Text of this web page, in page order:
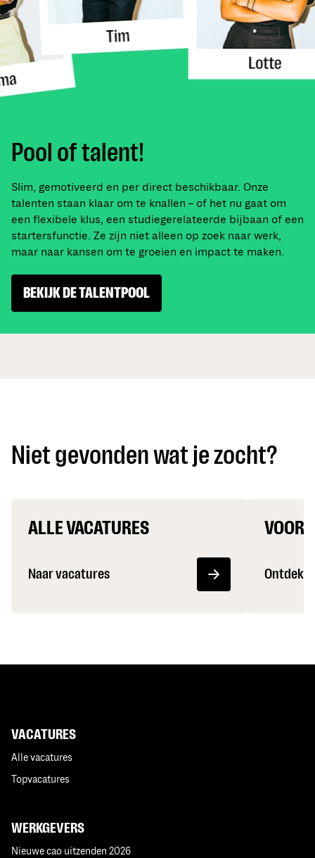
Pool of talent!
Slim, gemotiveerd en per direct beschikbaar. Onze
talenten staan klaar om te knallen – of het nu gaat om
een flexibele klus, een studiegerelateerde bijbaan of een
startersfunctie. Ze zijn niet alleen op zoek naar werk,
maar naar kansen om te groeien en impact te maken.
BEKIJK DE TALENTPOOL
Niet gevonden wat je zocht?
ALLE VACATURES
Naar vacatures
VOOR
Ontdek
WERKGEVERS
Nieuwe cao uitzenden 2026
VACATURES
Alle vacatures
Topvacatures